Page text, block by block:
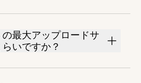
の最大アップロードサ
いですか？